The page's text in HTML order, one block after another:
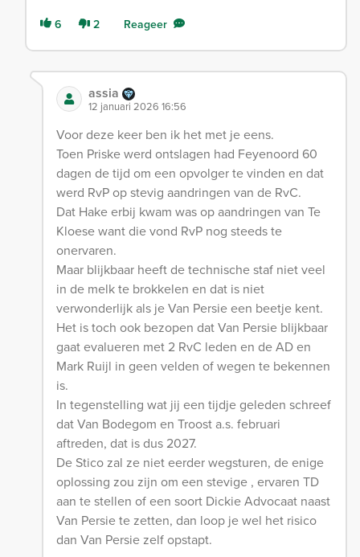
6 2 Reageer
assia
12 januari 2026 16:56
Voor deze keer ben ik het met je eens.
Toen Priske werd ontslagen had Feyenoord 60
dagen de tijd om een opvolger te vinden en dat
werd RvP op stevig aandringen van de RvC.
Dat Hake erbij kwam was op aandringen van Te
Kloese want die vond RvP nog steeds te
onervaren.
Maar blijkbaar heeft de technische staf niet veel
in de melk te brokkelen en dat is niet
verwonderlijk als je Van Persie een beetje kent.
Het is toch ook bezopen dat Van Persie blijkbaar
gaat evalueren met 2 RvC leden en de AD en
Mark Ruijl in geen velden of wegen te bekennen
is.
In tegenstelling wat jij een tijdje geleden schreef
dat Van Bodegom en Troost a.s. februari
aftreden, dat is dus 2027.
De Stico zal ze niet eerder wegsturen, de enige
oplossing zou zijn om een stevige , ervaren TD
aan te stellen of een soort Dickie Advocaat naast
Van Persie te zetten, dan loop je wel het risico
dan Van Persie zelf opstapt.